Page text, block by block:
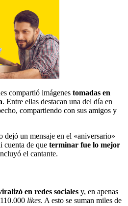
compartió imágenes tomadas en
. Entre ellas destacan una del día en
compartiendo con sus amigos y
un mensaje en el «aniversario»
cuenta de que terminar fue lo mejor
el cantante.
en redes sociales y, en apenas
likes. A esto se suman miles de